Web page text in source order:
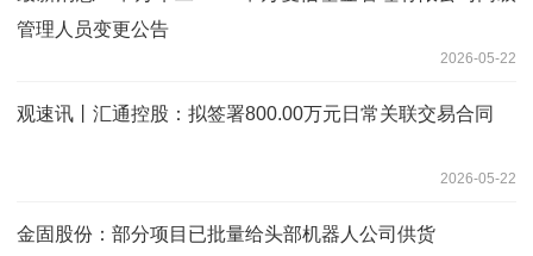
管理人员变更公告
2026-05-22
观速讯丨汇通控股：拟签署800.00万元日常关联交易合同
2026-05-22
金固股份：部分项目已批量给头部机器人公司供货